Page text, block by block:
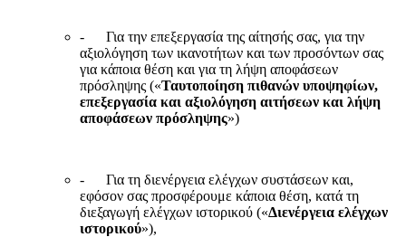
- Για την επεξεργασία της αίτησής σας, για την
αξιολόγηση των ικανοτήτων και των προσόντων σας
για κάποια θέση και για τη λήψη αποφάσεων
πρόσληψης («Ταυτοποίηση πιθανών υποψηφίων,
επεξεργασία και αξιολόγηση αιτήσεων και λήψη
αποφάσεων πρόσληψης»)
- Για τη διενέργεια ελέγχων συστάσεων και,
εφόσον σας προσφέρουμε κάποια θέση, κατά τη
διεξαγωγή ελέγχων ιστορικού («Διενέργεια ελέγχων
ιστορικού»),